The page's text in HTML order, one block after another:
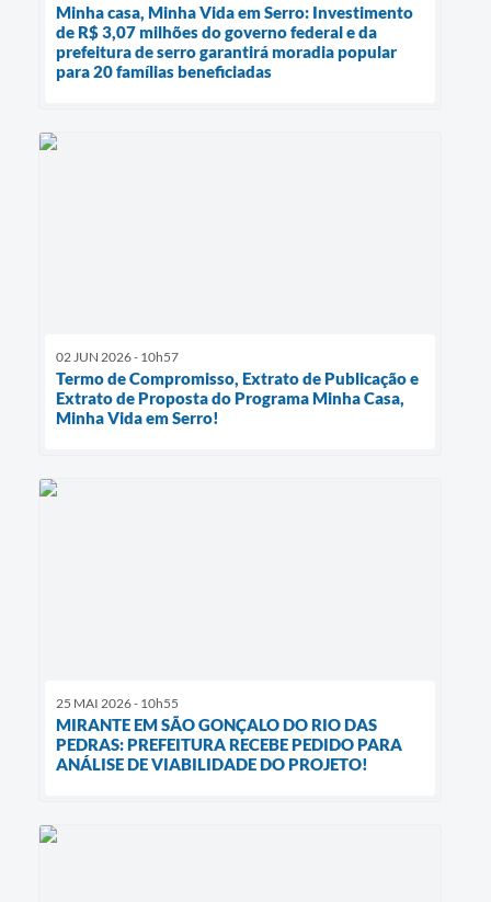
Minha casa, Minha Vida em Serro: Investimento
de R$ 3,07 milhões do governo federal e da
prefeitura de serro garantirá moradia popular
para 20 famílias beneficiadas
02 JUN 2026 - 10h57
Termo de Compromisso, Extrato de Publicação e
Extrato de Proposta do Programa Minha Casa,
Minha Vida em Serro!
25 MAI 2026 - 10h55
MIRANTE EM SÃO GONÇALO DO RIO DAS
PEDRAS: PREFEITURA RECEBE PEDIDO PARA
ANÁLISE DE VIABILIDADE DO PROJETO!